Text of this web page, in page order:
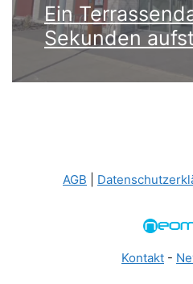
Ein
Sekunden
AGB
Kontakt -